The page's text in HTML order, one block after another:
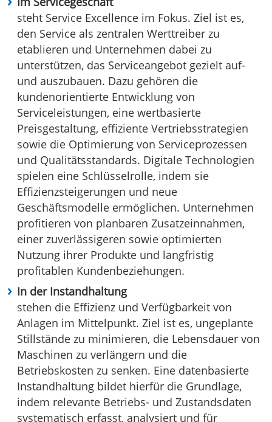
steht Service Excellence im Fokus. Ziel ist es,
den Service als zentralen Werttreiber zu
etablieren und Unternehmen dabei zu
unterstützen, das Serviceangebot gezielt auf-
und auszubauen. Dazu gehören die
kundenorientierte Entwicklung von
Serviceleistungen, eine wertbasierte
Preisgestaltung, effiziente Vertriebsstrategien
sowie die Optimierung von Serviceprozessen
und Qualitätsstandards. Digitale Technologien
spielen eine Schlüsselrolle, indem sie
Effizienzsteigerungen und neue
Geschäftsmodelle ermöglichen. Unternehmen
profitieren von planbaren Zusatzeinnahmen,
einer zuverlässigeren sowie optimierten
Nutzung ihrer Produkte und langfristig
profitablen Kundenbeziehungen.
In der Instandhaltung
stehen die Effizienz und Verfügbarkeit von
Anlagen im Mittelpunkt. Ziel ist es, ungeplante
Stillstände zu minimieren, die Lebensdauer von
Maschinen zu verlängern und die
Betriebskosten zu senken. Eine datenbasierte
Instandhaltung bildet hierfür die Grundlage,
indem relevante Betriebs- und Zustandsdaten
systematisch erfasst, analysiert und für